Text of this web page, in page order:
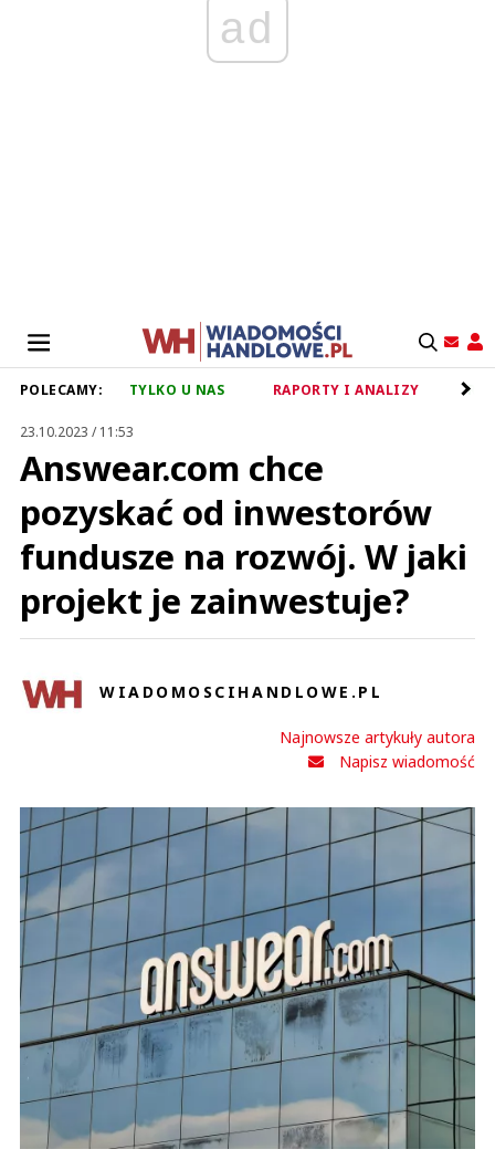
ad
POLECAMY: TYLKO U NAS RAPORTY I ANALIZY
23.10.2023 / 11:53
Answear.com chce
pozyskać od inwestorów
fundusze na rozwój. W jaki
projekt je zainwestuje?
WIADOMOSCIHANDLOWE.PL
Najnowsze artykuły autora
Napisz wiadomość